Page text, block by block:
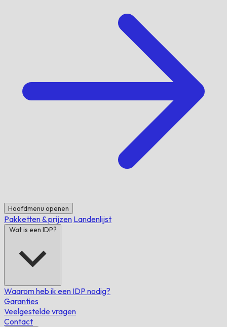
Hoofdmenu openen
Pakketten & prijzen Landenlijst
Wat is een IDP?
Waarom heb ik een IDP nodig?
Garanties
Veelgestelde vragen
Contact